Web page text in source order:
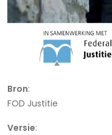
Bron:
FOD Justitie
Versie: